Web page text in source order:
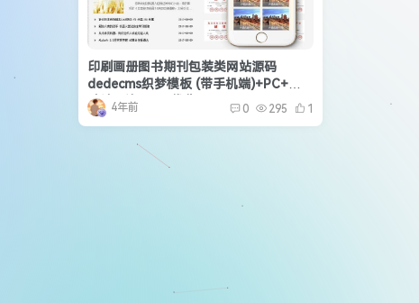
印刷画册图书期刊包装类网站源码
dedecms织梦模板 (带手机端)+PC+移
动端+利于SEO优化
4年前 0 295 1